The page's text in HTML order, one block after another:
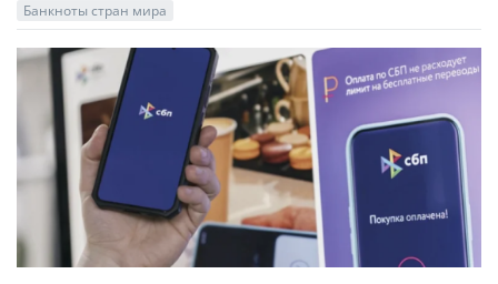
Банкноты стран мира